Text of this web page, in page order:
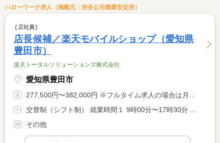
ハローワーク求人（掲載元：渋谷公共職業安定所）
正社員
店長候補／楽天モバイルショップ（愛知県
豊田市）
楽天トータルソリューションズ株式会社
愛知県豊田市
277,500円〜382,000円 ※フルタイム求人の場合は月額（換算額）、パート求人の場合は時間額を表示しています。
その他